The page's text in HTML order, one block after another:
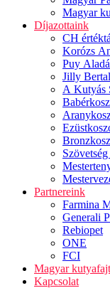
Magyar
Díjazottaink
CH
Korózs
Puy
Jilly
A Kutyás
Partnereink
Farmina
Generali
Rebiopet
ONE
FCI
Magyar
Kapcsolat